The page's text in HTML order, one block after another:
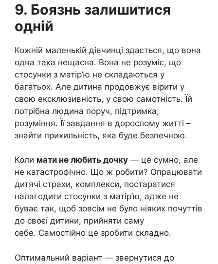
9. Боязнь залишитися
одній
Кожній маленькій дівчинці здається, що вона
одна така нещасна. Вона не розуміє, що
стосунки з матір’ю не складаються у
багатьох. Але дитина продовжує вірити у
свою ексклюзивність, у свою самотність. Їй
потрібна людина поруч, підтримка,
розуміння. Її завдання в дорослому житті –
знайти прихильність, яка буде безпечною.
Коли мати не любить дочку — це сумно, але
не катастрофічно. Що ж робити? Опрацювати
дитячі страхи, комплекси, постаратися
налагодити стосунки з матір’ю, адже не
буває так, щоб зовсім не було ніяких почуттів
до своєї дитини, прийняти саму
себе. Самостійно це зробити складно.
Оптимальний варіант — звернутися до